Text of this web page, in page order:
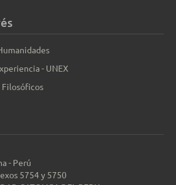
- UNEX
Filosóficos
- Perú
5754 y 5750